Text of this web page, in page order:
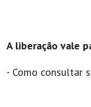
A liberação vale
- Como consultar